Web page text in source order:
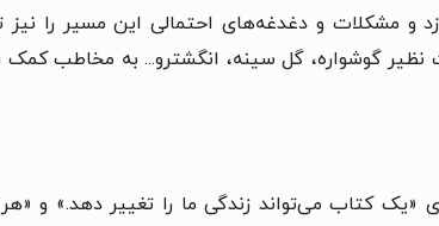
و مشکلات و دغدغه‌های احتمالی این مسیر را
گوشواره، گل سینه، انگشترو... به مخاطب
کتاب می‌تواند زندگی ما را تغییر دهد.» و